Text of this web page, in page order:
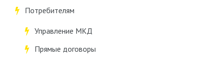
Потребителям
Управление МКД
Прямые договоры